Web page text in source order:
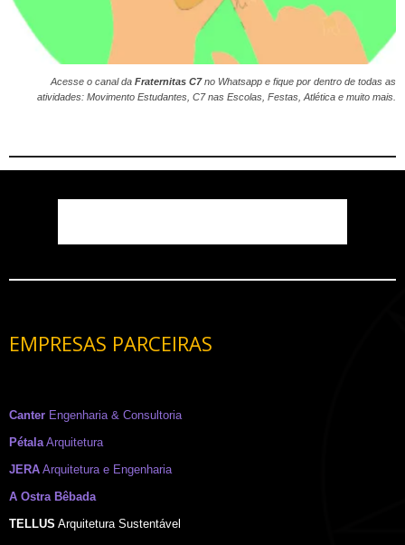
Acesse o canal da Fraternitas C7no Whatsapp e fique por dentro de todas as
atividades: Movimento Estudantes, C7 nas Escolas, Festas, Atlética e muito mais.
EMPRESAS PARCEIRAS
Canter Engenharia & Consultoria
Pétala Arquitetura
JERA Arquitetura e Engenharia
A Ostra Bêbada
TELLUS Arquitetura Sustentável